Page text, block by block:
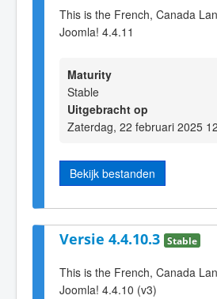
This is the French, Canada
Joomla! 4.4.11
Maturity
Stable
Uitgebracht op
Zaterdag, 22 februari 2025
Bekijk bestanden
Versie 4.4.10.3 Stable
This is the French, Canada
Joomla! 4.4.10 (v3)